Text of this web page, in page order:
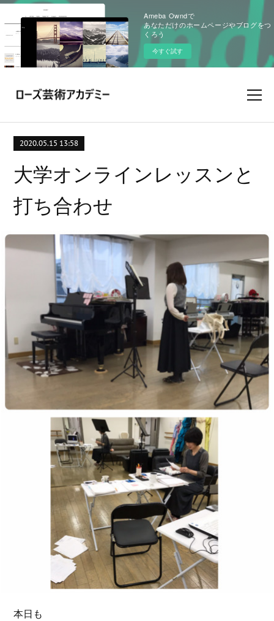
Ameba Owndで
あなただけのホームページやブログをつ
くろう
今すぐ試す
2020.05.15 13:58
大学オンラインレッスンと
打ち合わせ
本日も